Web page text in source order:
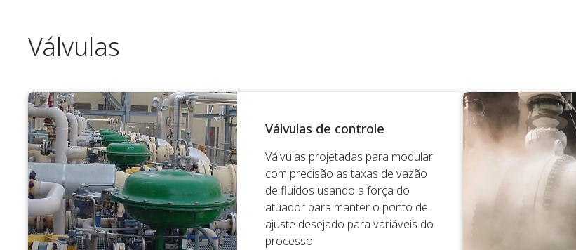
Válvulas
Válvulas de controle
Válvulas projetadas para modular
com precisão as taxas de vazão
de fluidos usando a força do
atuador para manter o ponto de
ajuste desejado para variáveis do
processo.